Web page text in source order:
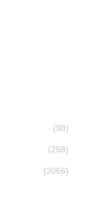
(98)
(258)
(3066)